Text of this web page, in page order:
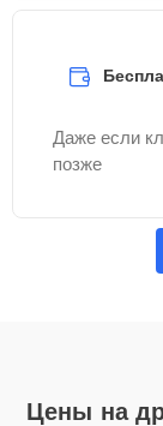
Даже если
позже
Цены на